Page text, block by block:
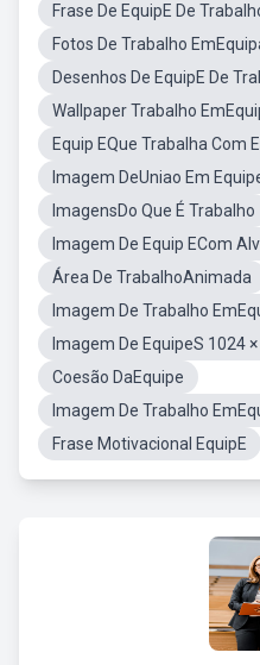
Frase De EquipE De
Fotos De Trabalho
Desenhos De EquipE De
Wallpaper Trabalho
Equip EQue Trabalha Com
Imagem DeUniao Em
ImagensDo Que É Trabalho
Imagem De Equip ECom
Área De TrabalhoAnimada
Imagem De Trabalho
Imagem De EquipeS 1024 ×
Coesão DaEquipe
Imagem De Trabalho
Frase Motivacional EquipE